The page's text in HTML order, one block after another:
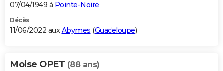
07/04/1949 à Pointe-Noire
Décès
11/06/2022 auxAbymes (Guadeloupe)
Moise OPET (88 ans)